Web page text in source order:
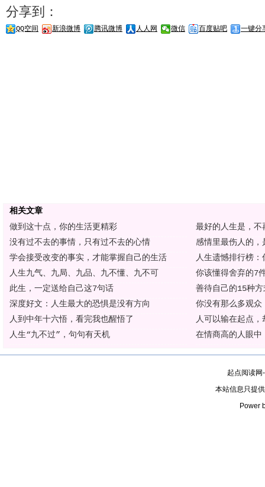
分享到：
QQ空间 新浪微博 腾讯微博 人人网 微信 百度贴吧 一键分
相关文章
做到这十点，你的生活更精彩
最好的人生是，不
没有过不去的事情，只有过不去的心情
感情里最伤人的，
学会接受改变的事实，才能掌握自己的生活
人生遗憾排行榜
人生九气、九局、九品、九不懂、九不可
你该懂得舍弃的7
此生，一定送给自己这7句话
善待自己的15种方
深度好文：人生最大的恐惧是没有方向
你没有那么多观众
人到中年十六悟，看完我也醒悟了
人可以输在起点
人生“九不过”，句句有天机
在情商高的人眼中
起点阅读
本站信息只提
Power